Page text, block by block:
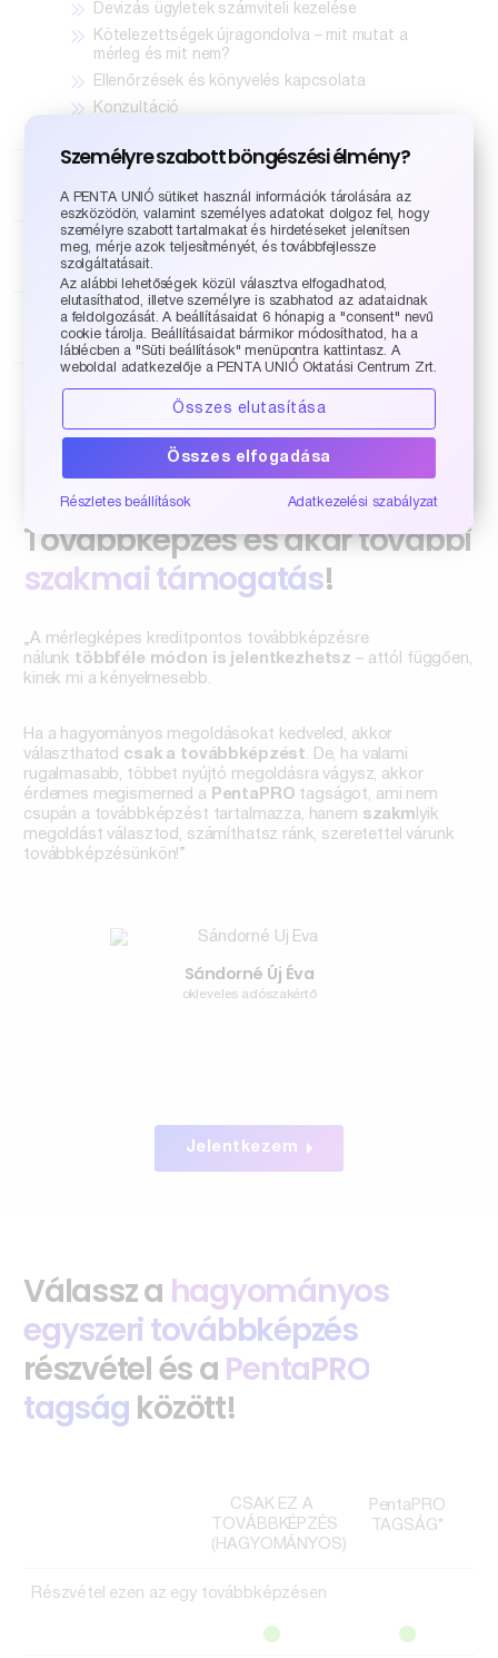
Devizás ügyletek számviteli kezelése
Kötelezettségek újragondolva – mit mutat a
mérleg és mit nem?
Ellenőrzések és könyvelés kapcsolata
Konzultáció
Vállalkozási szak - Adózási nap (8 nem
számviteli kreditpont)
ÁHT szak - Központi NGM tematika (12
számviteli kreditpont)
ÁHT szak - Vállalkozási tematika (4 nem
számviteli kreditpont)
Továbbképzés és akár további
szakmai támogatás!
„A mérlegképes kreditpontos továbbképzésre
nálunk többféle módon is jelentkezhetsz – attól függően,
kinek mi a kényelmesebb.
Ha a hagyományos megoldásokat kedveled, akkor
választhatod csak a továbbképzést. De, ha valami
rugalmasabb, többet nyújtó megoldásra vágysz, akkor
érdemes megismerned a PentaPRO tagságot, ami nem
csupán a továbbképzést tartalmazza, hanem szakm lyik
megoldást választod, számíthatsz ránk, szeretettel várunk
továbbképzésünkön!”
Sándorné Új Éva
okleveles adószakértő
Jelentkezem
Válassz a hagyományos
egyszeri továbbképzés
részvétel és a PentaPRO
tagság között!
CSAK EZ A
TOVÁBBKÉPZÉS
(HAGYOMÁNYOS)
PentaPRO
TAGSÁG*
Részvétel ezen az egy továbbképzésen
Személyre szabott böngészési élmény?
A PENTA UNIÓ sütiket használ információk tárolására az
eszközödön, valamint személyes adatokat dolgoz fel, hogy
személyre szabott tartalmakat és hirdetéseket jelenítsen
meg, mérje azok teljesítményét, és továbbfejlessze
szolgáltatásait.
Az alábbi lehetőségek közül választva elfogadhatod,
elutasíthatod, illetve személyre is szabhatod az adataidnak
a feldolgozását. A beállításaidat 6 hónapig a "consent" nevű
cookie tárolja. Beállításaidat bármikor módosíthatod, ha a
láblécben a "Süti beállítások" menüpontra kattintasz. A
weboldal adatkezelője a PENTA UNIÓ Oktatási Centrum Zrt.
Összes elutasítása
Összes elfogadása
Részletes beállítások Adatkezelési szabályzat